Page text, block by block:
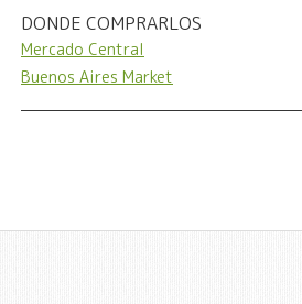
DONDE COMPRARLOS
Mercado Central
Buenos Aires Market